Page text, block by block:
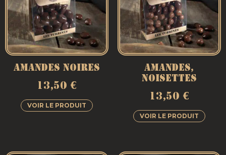
AMANDES NOIRES
13,50 €
VOIR LE PRODUIT
AMANDES,
NOISETTES
13,50 €
VOIR LE PRODUIT